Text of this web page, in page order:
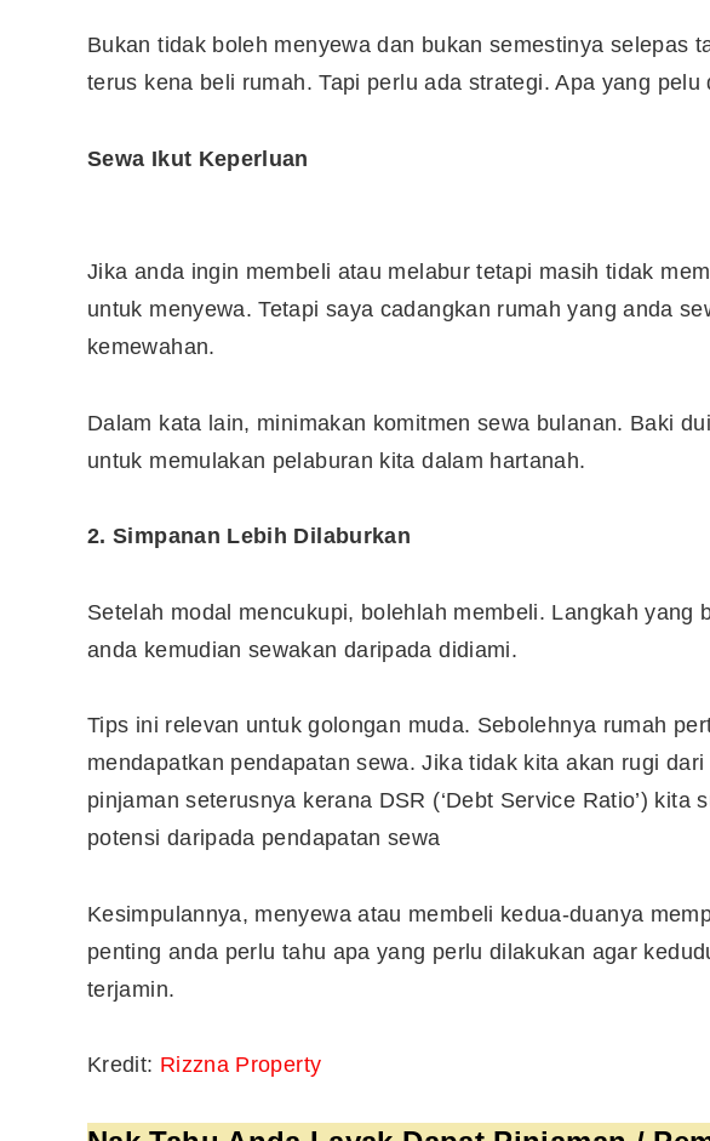
Bukan tidak boleh menyewa dan bukan semestinya selepas
terus kena beli rumah. Tapi perlu ada strategi. Apa yang
Sewa Ikut Keperluan
Jika anda ingin membeli atau melabur tetapi masih tidak
untuk menyewa. Tetapi saya cadangkan rumah yang anda
kemewahan.
Dalam kata lain, minimakan komitmen sewa bulanan. Baki
untuk memulakan pelaburan kita dalam hartanah.
2. Simpanan Lebih Dilaburkan
Setelah modal mencukupi, bolehlah membeli. Langkah yang
anda kemudian sewakan daripada didiami.
Tips ini relevan untuk golongan muda. Sebolehnya rumah
mendapatkan pendapatan sewa. Jika tidak kita akan rugi
pinjaman seterusnya kerana DSR (‘Debt Service Ratio’) kita
potensi daripada pendapatan sewa
Kesimpulannya, menyewa atau membeli kedua-duanya
penting anda perlu tahu apa yang perlu dilakukan agar
terjamin.
Kredit: Rizzna Property